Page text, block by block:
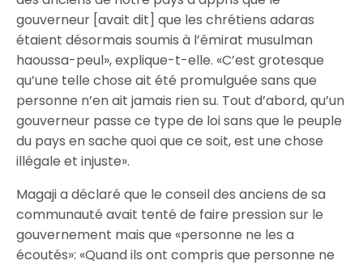
gouverneur [avait dit] que les chrétiens adaras
étaient désormais soumis à l’émirat musulman
haoussa-peul», explique-t-elle. «C’est grotesque
qu’une telle chose ait été promulguée sans que
personne n’en ait jamais rien su. Tout d’abord, qu’un
gouverneur passe ce type de loi sans que le peuple
du pays en sache quoi que ce soit, est une chose
illégale et injuste».
Magaji a déclaré que le conseil des anciens de sa
communauté avait tenté de faire pression sur le
gouvernement mais que «personne ne les a
écoutés»: «Quand ils ont compris que personne ne